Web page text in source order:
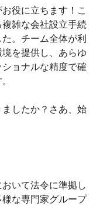
役に立ちます！こ
雑な会社設立手続
。チーム全体が利
を提供し、あらゆ
ョナルな精度で確
したか？さあ、始
いて法令に準拠し
な専門家グループ